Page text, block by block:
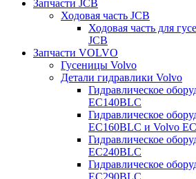
Запчасти JCB
Ходовая часть JCB
Ходовая часть для
JCB
Запчасти VOLVO
Гусеницы Volvo
Детали гидравлики Volvo
Гидравлическое
EC140BLC
Гидравлическое
EC160BLC и Volvo
Гидравлическое
EC240BLC
Гидравлическое
EC290BLC